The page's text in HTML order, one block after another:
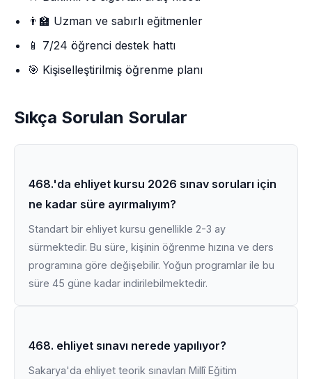
👨‍🏫 Uzman ve sabırlı eğitmenler
📱 7/24 öğrenci destek hattı
🎯 Kişiselleştirilmiş öğrenme planı
Sıkça Sorulan Sorular
468.'da ehliyet kursu 2026 sınav soruları için
ne kadar süre ayırmalıyım?
Standart bir ehliyet kursu genellikle 2-3 ay
sürmektedir. Bu süre, kişinin öğrenme hızına ve ders
programına göre değişebilir. Yoğun programlar ile bu
süre 45 güne kadar indirilebilmektedir.
468. ehliyet sınavı nerede yapılıyor?
Sakarya'da ehliyet teorik sınavları Millî Eğitim